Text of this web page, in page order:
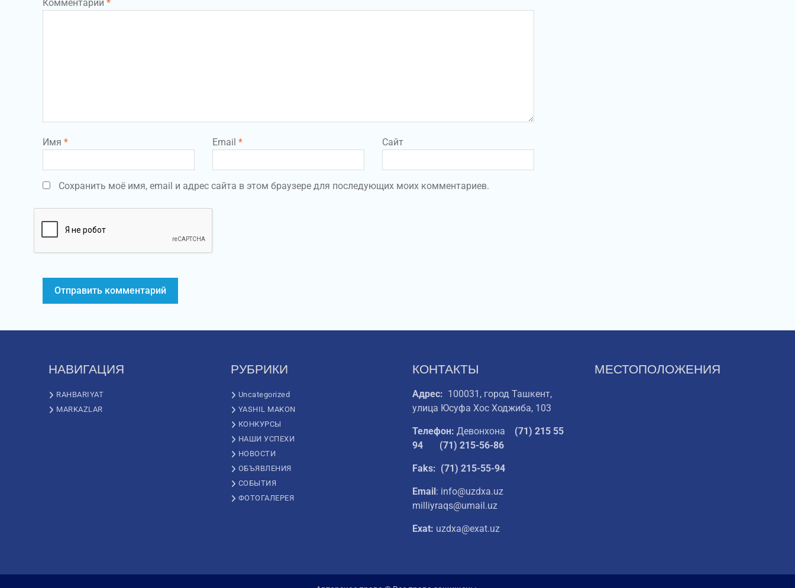
Комментарий *
Имя * Email * Сайт
Сохранить моё имя, email и адрес сайта в этом браузере для последующих моих комментариев.
НАВИГАЦИЯ
RAHBARIYAT
MARKAZLAR
РУБРИКИ
Uncategorized
YASHIL MAKON
КОНКУРСЫ
НАШИ УСПЕХИ
НОВОСТИ
ОБЪЯВЛЕНИЯ
СОБЫТИЯ
ФОТОГАЛЕРЕЯ
КОНТАКТЫ
Адрес: 100031, город Ташкент,
улица Юсуфа Хос Ходжиба, 103
Телефон: Девонхона (71) 215 55
94
(71) 215-56-86
Faks: (71) 215-55-94
Email: info@uzdxa.uz
milliyraqs@umail.uz
Exat: uzdxa@exat.uz
МЕСТОПОЛОЖЕНИЯ